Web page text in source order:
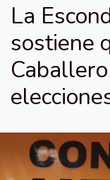
La
sostiene